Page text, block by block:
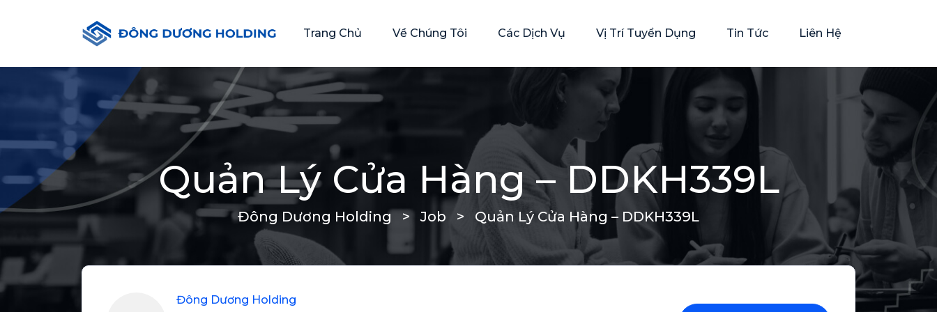
Trang Chủ Về Chúng Tôi Các Dịch Vụ Vị Trí Tuyển Dụng Tin Tức Liên Hệ
Quản Lý Cửa Hàng – DDKH339L
Đông Dương Holding > Job > Quản Lý Cửa Hàng – DDKH339L
Đông Dương Holding